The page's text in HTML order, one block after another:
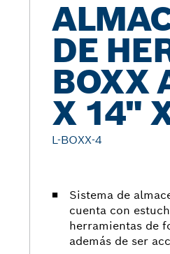
DE
BOXX
X 14"
L-BOXX-4
Sistema de
cuenta con
herramientas de
además de ser